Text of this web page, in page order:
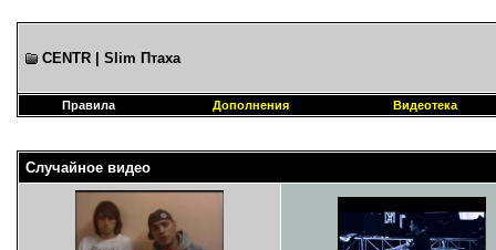
CENTR | Slim Птаха
Правила Дополнения Видеотека
Случайное видео